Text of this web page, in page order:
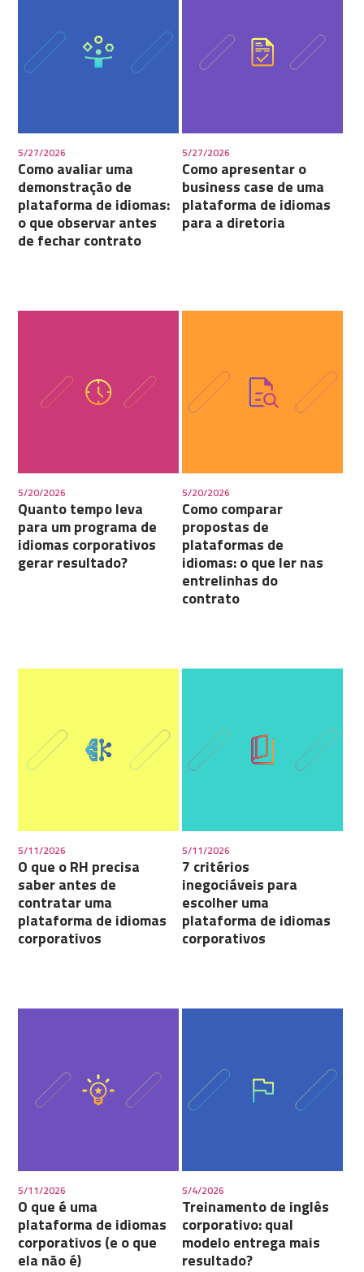
5/27/2026
Como avaliar uma
demonstração de
plataforma de idiomas:
o que observar antes
de fechar contrato
5/27/2026
Como apresentar o
business case de uma
plataforma de idiomas
para a diretoria
5/20/2026
Quanto tempo leva
para um programa de
idiomas corporativos
gerar resultado?
5/20/2026
Como comparar
propostas de
plataformas de
idiomas: o que ler nas
entrelinhas do
contrato
5/11/2026
O que o RH precisa
saber antes de
contratar uma
plataforma de idiomas
corporativos
5/11/2026
7 critérios
inegociáveis para
escolher uma
plataforma de idiomas
corporativos
5/11/2026
O que é uma
plataforma de idiomas
corporativos (e o que
ela não é)
5/4/2026
Treinamento de inglês
corporativo: qual
modelo entrega mais
resultado?